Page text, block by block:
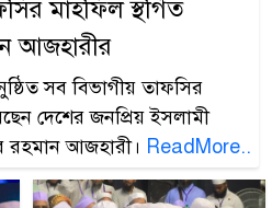
মাহফিল স্থগিত
আজহারীর
সব বিভাগীয় তাফসির
দেশের জনপ্রিয় ইসলামী
আজহারী। ReadMore..